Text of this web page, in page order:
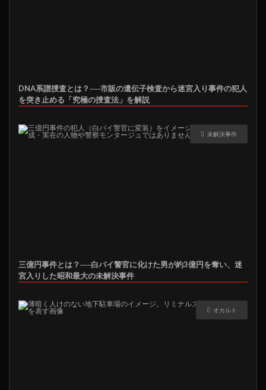
DNA系譜捜査とは？──市販の遺伝子検査から迷宮入り事件の犯人
を突き止める「究極の捜査法」を解説
未解決事件
三億円事件とは？──白バイ警官に化けた男が約3億円を奪い、迷
宮入りした昭和最大の未解決事件
オカルト